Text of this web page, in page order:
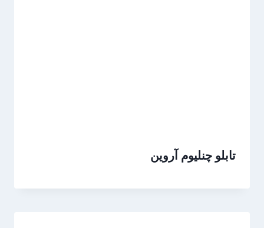
تابلو چنلیوم آروین